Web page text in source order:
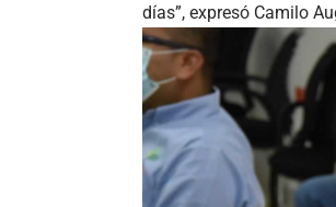
días”, expresó Camilo